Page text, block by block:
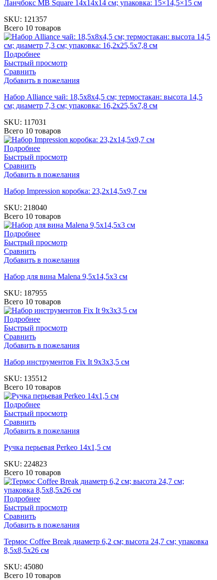
Ланчбокс MB Square 14х14х14 см; упаковка: 15×14,5×15 см
SKU: 121357
Всего 10 товаров
Подробнее
Быстрый просмотр
Сравнить
Добавить в пожелания
Набор Alliance чай: 18,5x8x4,5 см; термостакан: высота 14,5
см; диаметр 7,3 см; упаковка: 16,2х25,5х7,8 см
SKU: 117031
Всего 10 товаров
Подробнее
Быстрый просмотр
Сравнить
Добавить в пожелания
Набор Impression коробка: 23,2х14,5х9,7 см
SKU: 218040
Всего 10 товаров
Подробнее
Быстрый просмотр
Сравнить
Добавить в пожелания
Набор для вина Malena 9,5х14,5х3 см
SKU: 187955
Всего 10 товаров
Подробнее
Быстрый просмотр
Сравнить
Добавить в пожелания
Набор инструментов Fix It 9x3x3,5 см
SKU: 135512
Всего 10 товаров
Подробнее
Быстрый просмотр
Сравнить
Добавить в пожелания
Ручка перьевая Perkeo 14х1,5 см
SKU: 224823
Всего 10 товаров
Подробнее
Быстрый просмотр
Сравнить
Добавить в пожелания
Термос Coffee Break диаметр 6,2 см; высота 24,7 см; упаковка
8,5х8,5х26 см
SKU: 45080
Всего 10 товаров